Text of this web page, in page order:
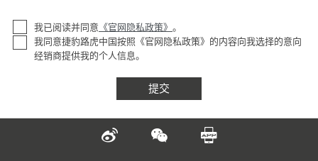
我已阅读并同意 《官网隐私政策》 。
我同意捷豹路虎中国按照《官网隐私政策》的内容向我选择的意向
经销商提供我的个人信息。